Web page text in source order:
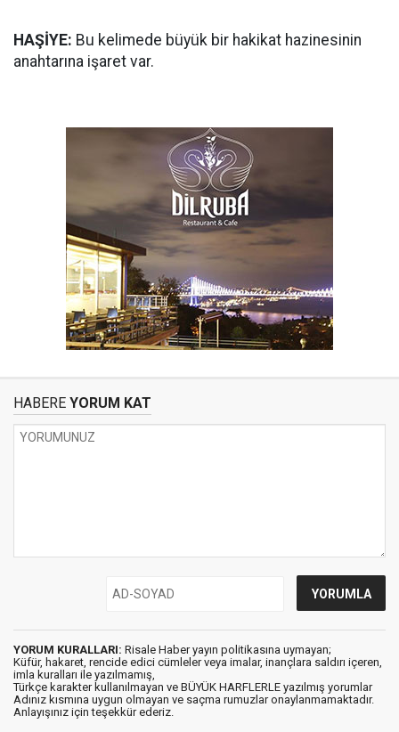
HAŞİYE: Bu kelimede büyük bir hakikat hazinesinin
anahtarına işaret var.
HABERE YORUM KAT
YORUM KURALLARI: Risale Haber yayın politikasına uymayan;
Küfür, hakaret, rencide edici cümleler veya imalar, inançlara saldırı içeren,
imla kuralları ile yazılmamış,
Türkçe karakter kullanılmayan ve BÜYÜK HARFLERLE yazılmış yorumlar
Adınız kısmına uygun olmayan ve saçma rumuzlar onaylanmamaktadır.
Anlayışınız için teşekkür ederiz.